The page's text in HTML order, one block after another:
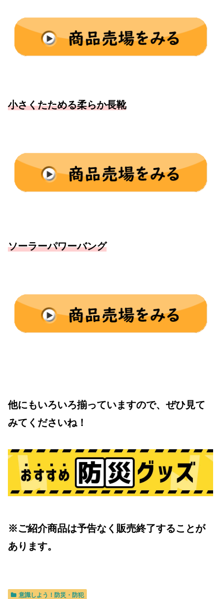
小さくたためる柔らか長靴
ソーラーパワーバング
他にもいろいろ揃っていますので、ぜひ見て
みてくださいね！
※ご紹介商品は予告なく販売終了することが
あります。
意識しよう！防災・防犯